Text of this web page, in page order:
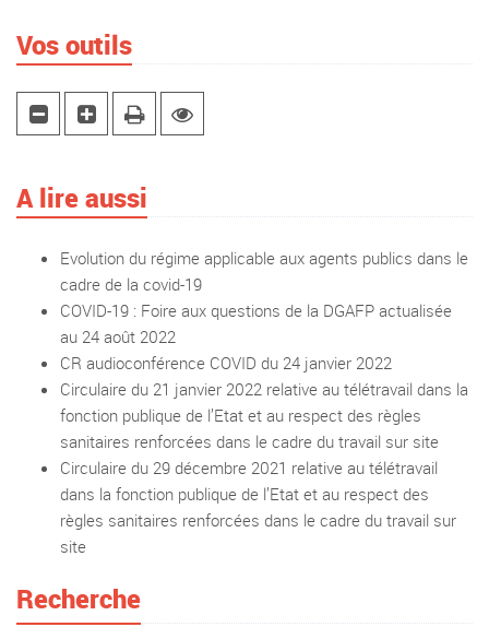
Vos outils
A lire aussi
Evolution du régime applicable aux agents publics dans le
cadre de la covid-19
COVID-19 : Foire aux questions de la DGAFP actualisée
au 24 août 2022
CR audioconférence COVID du 24 janvier 2022
Circulaire du 21 janvier 2022 relative au télétravail dans la
fonction publique de l’Etat et au respect des règles
sanitaires renforcées dans le cadre du travail sur site
Circulaire du 29 décembre 2021 relative au télétravail
dans la fonction publique de l’Etat et au respect des
règles sanitaires renforcées dans le cadre du travail sur
site
Recherche